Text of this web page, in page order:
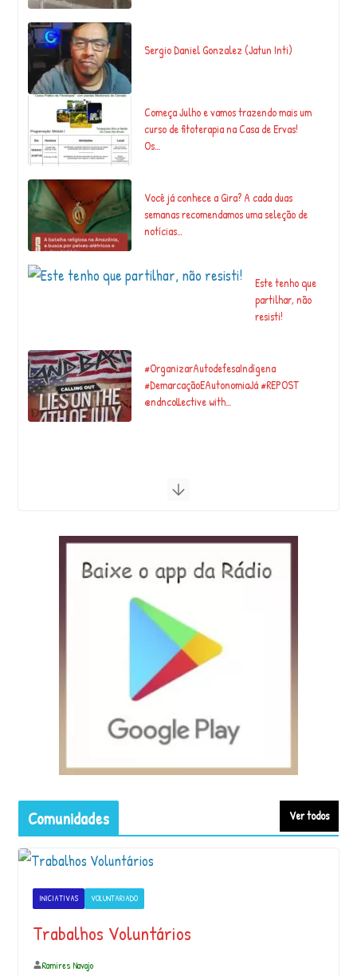
Sergio Daniel Gonzalez (Jatun Inti)
Começa Julho e vamos trazendo mais um
curso de fitoterapia na Casa de Ervas!
Os…
Você já conhece a Gira? A cada duas
semanas recomendamos uma seleção de
notícias…
Este tenho que
partilhar, não
resisti!
#OrganizarAutodefesaIndígena
#DemarcaçãoEAutonomiaJá #REPOST
@ndncollective with…
Comunidades Ver todos
INICIATIVAS VOLUNTARIADO
Trabalhos Voluntários
Ramires Navajo